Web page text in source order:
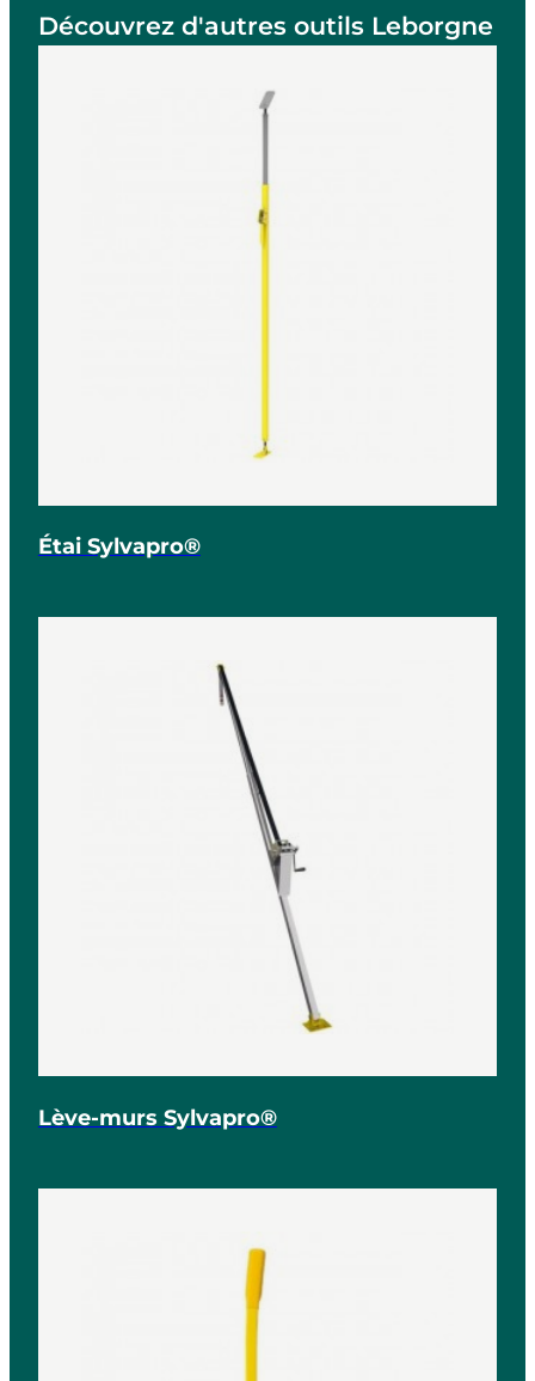
Découvrez d'autres outils Leborgne
Étai Sylvapro®
Lève-murs Sylvapro®